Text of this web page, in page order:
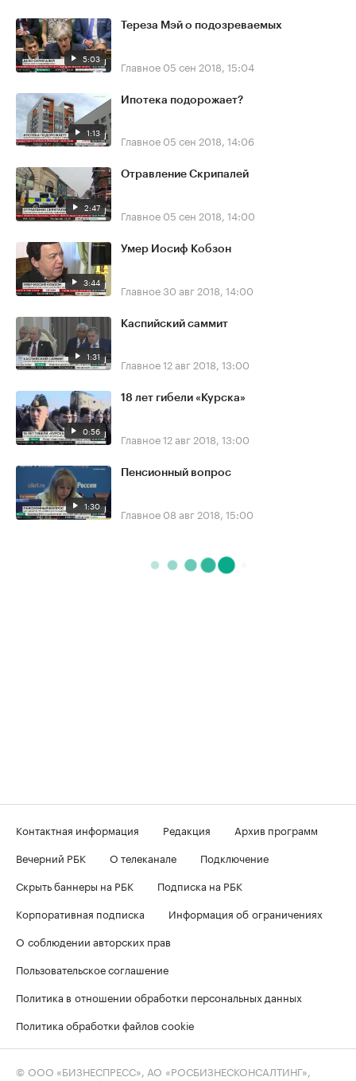
5:03
Тереза Мэй о подозреваемых
Главное 05 сен 2018, 15:04
1:13
Ипотека подорожает?
Главное 05 сен 2018, 14:06
2:47
Отравление Скрипалей
Главное 05 сен 2018, 14:00
3:44
Умер Иосиф Кобзон
Главное30 авг 2018, 14:00
1:31
Каспийский саммит
Главное12 авг 2018, 13:00
0:56
18 лет гибели «Курска»
Главное12 авг 2018, 13:00
1:30
Пенсионный вопрос
Главное 08 авг 2018, 15:00
Контактная информация Редакция
Архив программ
Вечерний РБК
О телеканале
Подключение
Скрыть баннеры на РБК
Подписка на РБК
Корпоративная подписка
Информация об ограничениях
О соблюдении авторских прав
Пользовательское соглашение
Политика в отношении обработки персональных данных
Политика обработки файлов cookie
© ООО «БИЗНЕСПРЕСС», АО «РОСБИЗНЕСКОНСАЛТИНГ»,